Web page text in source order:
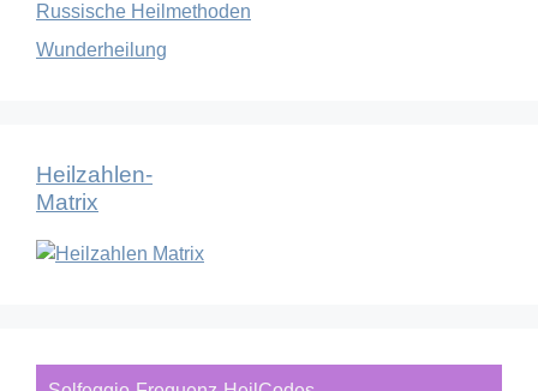
Russische Heilmethoden
Wunderheilung
Heilzahlen-
Matrix